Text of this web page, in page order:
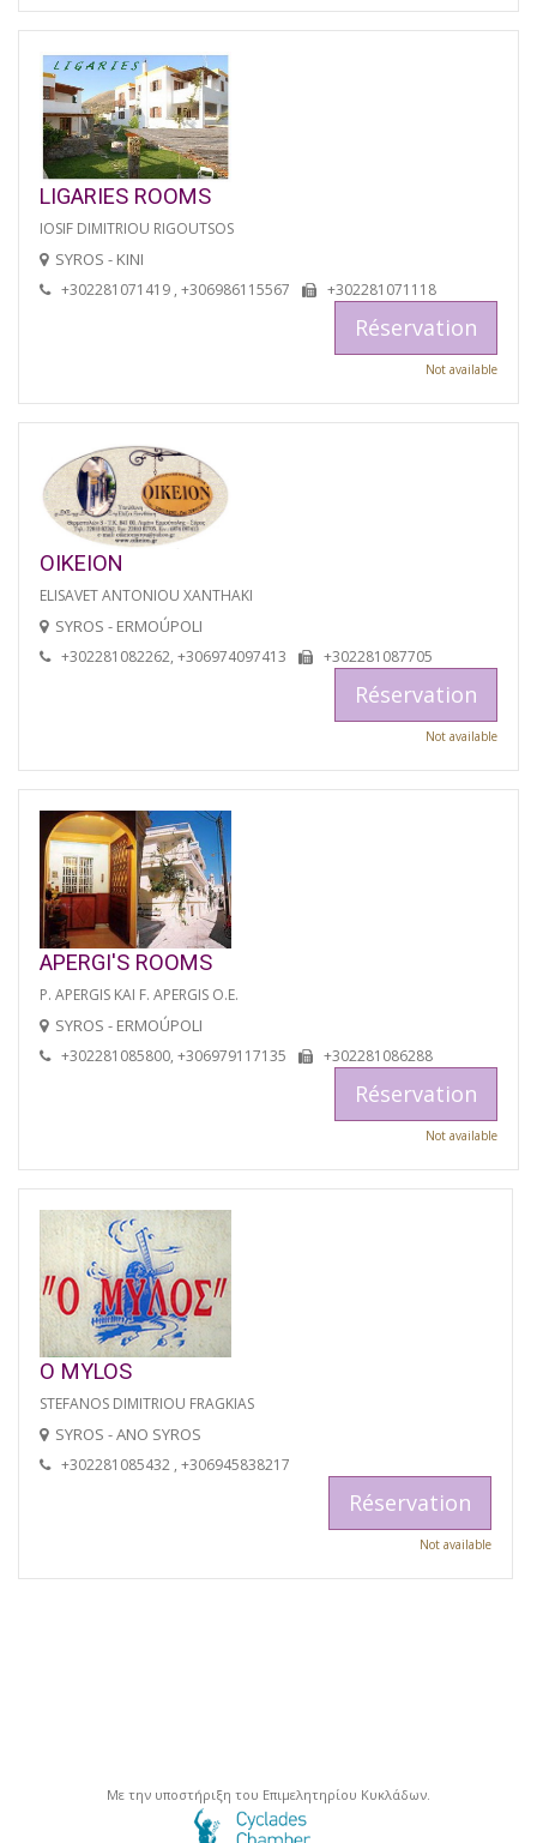
LIGARIES ROOMS
IOSIF DIMITRIOU RIGOUTSOS
SYROS - KINI
+302281071419 , +306986115567 +302281071118
Réservation
Not available
OIKEION
ELISAVET ANTONIOU XANTHAKI
SYROS - ERMOÚPOLI
+302281082262, +306974097413 +302281087705
Réservation
Not available
APERGI'S ROOMS
P. APERGIS KAI F. APERGIS O.E.
SYROS - ERMOÚPOLI
+302281085800, +306979117135 +302281086288
Réservation
Not available
O MYLOS
STEFANOS DIMITRIOU FRAGKIAS
SYROS - ANO SYROS
+302281085432 , +306945838217
Réservation
Not available
Με την υποστήριξη του Επιμελητηρίου Κυκλάδων.